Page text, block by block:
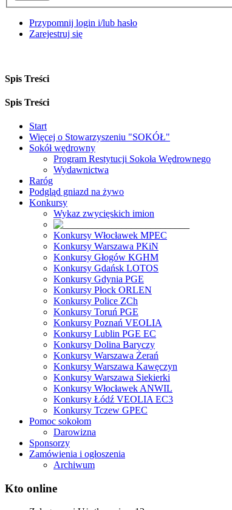
Przypomnij login i/lub hasło
Zarejestruj się
Spis Treści
Spis Treści
Start
Więcej o Stowarzyszeniu "SOKÓŁ"
Sokół wędrowny
Program Restytucji Sokoła Wędrownego
Wydawnictwa
Raróg
Podgląd gniazd na żywo
Konkursy
Wykaz zwycięskich imion
Konkursy Włocławek MPEC
Konkursy Warszawa PKiN
Konkursy Głogów KGHM
Konkursy Gdańsk LOTOS
Konkursy Gdynia PGE
Konkursy Płock ORLEN
Konkursy Police ZCh
Konkursy Toruń PGE
Konkursy Poznań VEOLIA
Konkursy Lublin PGE EC
Konkursy Dolina Baryczy
Konkursy Warszawa Żerań
Konkursy Warszawa Kawęczyn
Konkursy Warszawa Siekierki
Konkursy Włocławek ANWIL
Konkursy Łódź VEOLIA EC3
Konkursy Tczew GPEC
Pomoc sokołom
Darowizna
Sponsorzy
Zamówienia i ogłoszenia
Archiwum
Kto online